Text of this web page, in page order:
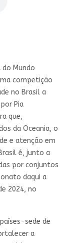
Mundo
competição
no Brasil a
Pia
que,
da Oceania, o
e atenção em
é, junto a
por conjuntos
daqui a
2024, no
sede de
a